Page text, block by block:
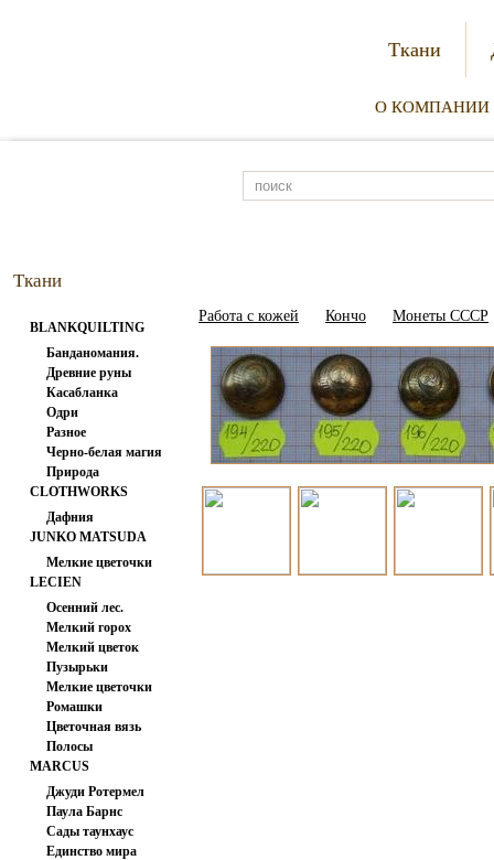
Ткани
О КОМПАНИИ
Ткани
BLANKQUILTING
Банданомания.
Древние руны
Касабланка
Одри
Разное
Черно-белая магия
Природа
CLOTHWORKS
Дафния
JUNKO MATSUDA
Мелкие цветочки
LECIEN
Осенний лес.
Мелкий горох
Мелкий цветок
Пузырьки
Мелкие цветочки
Ромашки
Цветочная вязь
Полосы
MARCUS
Джуди Ротермел
Паула Барнс
Сады таунхаус
Единство мира
Работа с кожей Кончо Монеты СССР